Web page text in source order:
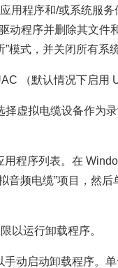
用程序和/或系统服
动程序并删除其文
模式，并关闭所有系
（默认情况下启用
虚拟电缆设备作为
程序列表。在
频电缆”项目，然
以运行卸载程序。
启动卸载程序。单